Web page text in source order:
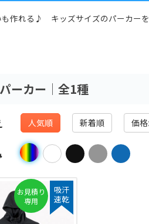
作れる♪ キッズサイズのパーカーを
ーカー│全1種
人気順 新着順 価
お見積り
専用
吸汗
速乾